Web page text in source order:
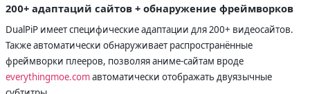
200+ адаптаций сайтов + обнаружение фреймворков
DualPiP имеет специфические адаптации для 200+ видеосайтов.
Также автоматически обнаруживает распространённые
фреймворки плееров, позволяя аниме-сайтам вроде
everythingmoe.comавтоматически отображать двуязычные